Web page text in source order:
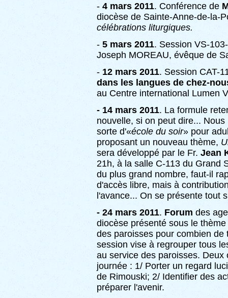
- 4 mars 2011. Conférence de
diocèse de Sainte-Anne-de-la-
célébrations liturgiques.
- 5 mars 2011. Session VS-
Joseph MOREAU, évêque de
- 12 mars 2011. Session CAT-
dans les langues de chez-
au Centre international Lumen
- 14 mars 2011. La formule
nouvelle, si on peut dire...
sorte d'«école du soir» pour
proposant un nouveau thème,
sera développé par le Fr. Jean
21h, à la salle C-113 du Grand
du plus grand nombre, faut-il
d'accès libre, mais à
l'avance... On se présente tout
- 24 mars 2011. Forum des
diocèse présenté sous le
des paroisses pour combien
session vise à regrouper tous
au service des paroisses.
journée : 1/ Porter un regard
de Rimouski; 2/ Identifier des
préparer l'avenir.